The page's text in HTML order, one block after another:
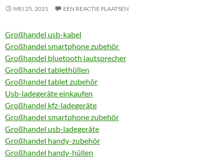
MEI 25, 2021 EEN REACTIE PLAATSEN
Großhandel usb-kabel
Großhandel smartphone zubehör
Großhandel bluetooth lautsprecher
Großhandel tablethüllen
Großhandel tablet zubehör
Usb-ladegeräte einkaufen
Großhandel kfz-ladegeräte
Großhandel smartphone zubehör
Großhandel usb-ladegeräte
Großhandel handy-zubehör
Großhandel handy-hüllen